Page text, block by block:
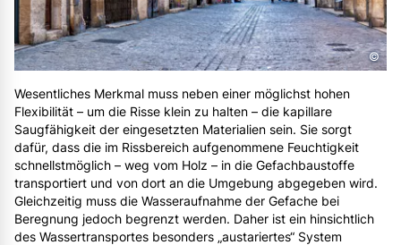
Wesentliches Merkmal muss neben einer möglichst hohen
Flexibilität – um die Risse klein zu halten – die kapillare
Saugfähigkeit der eingesetzten Materialien sein. Sie sorgt
dafür, dass die im Rissbereich aufgenommene Feuchtigkeit
schnellstmöglich – weg vom Holz – in die Gefachbaustoffe
transportiert und von dort an die Umgebung abgegeben wird.
Gleichzeitig muss die Wasseraufnahme der Gefache bei
Beregnung jedoch begrenzt werden. Daher ist ein hinsichtlich
des Wassertransportes besonders „austariertes“ System
©